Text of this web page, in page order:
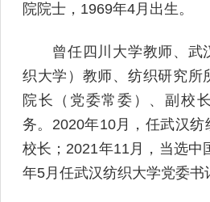
院院士，1969年4月出生。
曾任四川大学教师、武
织大学）教师、纺织研究所
院长（党委常委）、副校
务。2020年10月，任武汉纺
校长；2021年11月，当选中
年5月任武汉纺织大学党委书